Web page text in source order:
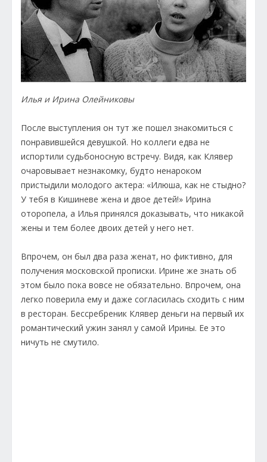
Илья и Ирина Олейниковы
После выступления он тут же пошел знакомиться с
понравившейся девушкой. Но коллеги едва не
испортили судьбоносную встречу. Видя, как Клявер
очаровывает незнакомку, будто ненароком
пристыдили молодого актера: «Илюша, как не стыдно?
У тебя в Кишиневе жена и двое детей!» Ирина
оторопела, а Илья принялся доказывать, что никакой
жены и тем более двоих детей у него нет.
Впрочем, он был два раза женат, но фиктивно, для
получения московской прописки. Ирине же знать об
этом было пока вовсе не обязательно. Впрочем, она
легко поверила ему и даже согласилась сходить с ним
в ресторан. Бессребреник Клявер деньги на первый их
романтический ужин занял у самой Ирины. Ее это
ничуть не смутило.